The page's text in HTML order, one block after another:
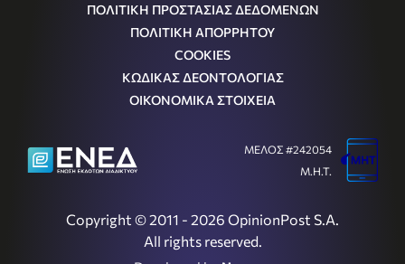
ΠΟΛΙΤΙΚΗ ΠΡΟΣΤΑΣΙΑΣ ΔΕΔΟΜΕΝΩΝ
ΠΟΛΙΤΙΚΗ ΑΠΟΡΡΗΤΟΥ
COOKIES
ΚΩΔΙΚΑΣ ΔΕΟΝΤΟΛΟΓΙΑΣ
ΟΙΚΟΝΟΜΙΚΑ ΣΤΟΙΧΕΙΑ
Copyright © 2011 - 2026 OpinionPost S.A.
All rights reserved.
ΜΕΛΟΣ #242054
Μ.Η.Τ.